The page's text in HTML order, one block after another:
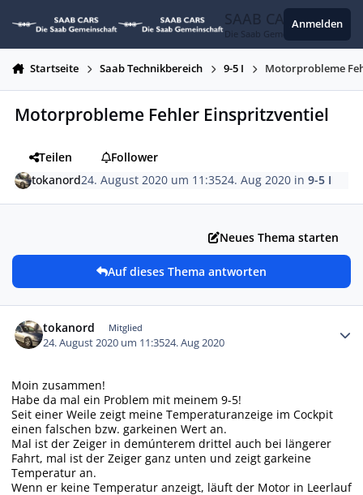
SAAB CARS
Die Saab Gemeinschaft
Anmelden
Startseite Saab Technikbereich 9-5 I Motorprobleme
Motorprobleme Fehler Einspritzventiel
Teilen
Follower
tokanord24. August 2020 um 11:3524. Aug 2020 in9-5 I
Neues Thema starten
Auf dieses Thema antworten
tokanord Mitglied
24. August 2020 um 11:3524. Aug 2020
Moin zusammen!
Habe da mal ein Problem mit meinem 9-5!
Seit einer Weile zeigt meine Temperaturanzeige im Cockpit
einen falschen bzw. garkeinen Wert an.
Mal ist der Zeiger in demúnterem drittel auch bei längerer
Fahrt, mal ist der Zeiger ganz unten und zeigt garkeine
Temperatur an.
Wenn er keine Temperatur anzeigt, läuft der Motor in Leerlauf